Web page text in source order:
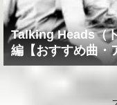
Talking Heads（
編【おすすめ曲・